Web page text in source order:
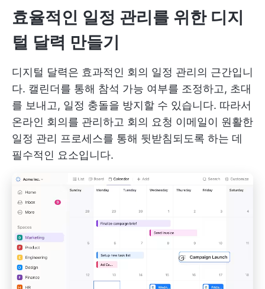
효율적인 일정 관리를 위한 디지
털 달력 만들기
디지털 달력은 효과적인 회의 일정 관리의 근간입니
다. 캘린더를 통해 참석 가능 여부를 조정하고, 초대
를 보내고, 일정 충돌을 방지할 수 있습니다. 따라서
온라인 회의를 관리하고 회의 요청 이메일이 원활한
일정 관리 프로세스를 통해 뒷받침되도록 하는 데
필수적인 요소입니다.